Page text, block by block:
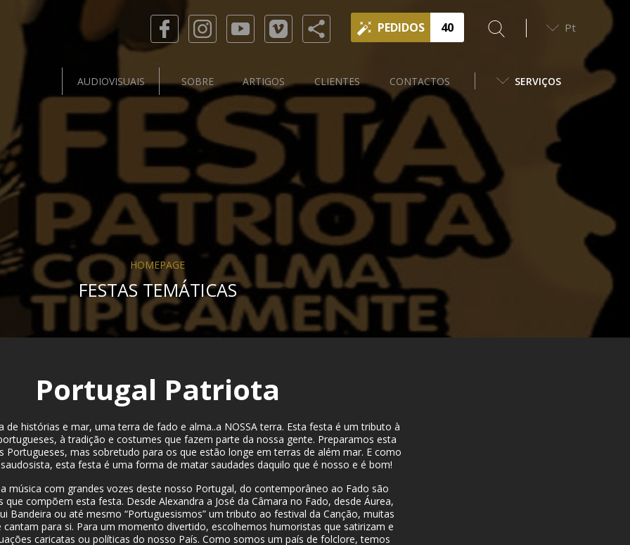
PEDIDOS 40 Pt
AUDIOVISUAIS SOBRE ARTIGOS CLIENTES CONTACTOS SERVIÇOS
HOMEPAGE
FESTAS TEMÁTICAS
Portugal Patriota
de histórias e mar, uma terra de fado e alma..a NOSSA terra. Esta festa é um tributo à
à tradição e costumes que fazem parte da nossa gente. Preparamos esta
Portugueses, mas sobretudo para os que estão longe em terras de além mar. E como
esta festa é uma forma de matar saudades daquilo que é nosso e é bom!
música com grandes vozes deste nosso Portugal, do contemporâneo ao Fado são
compõem esta festa. Desde Alexandra a José da Câmara no Fado, desde Áurea,
Bandeira ou até mesmo “Portuguesismos” um tributo ao festival da Canção, muitas
cantam para si. Para um momento divertido, escolhemos humoristas que satirizam e
caricatas ou políticas do nosso País. Como somos um país de folclore, temos